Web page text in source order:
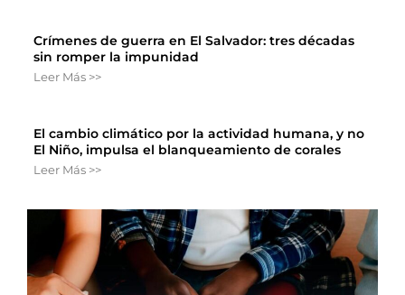
Crímenes de guerra en El Salvador: tres décadas
sin romper la impunidad
Leer Más >>
El cambio climático por la actividad humana, y no
El Niño, impulsa el blanqueamiento de corales
Leer Más >>